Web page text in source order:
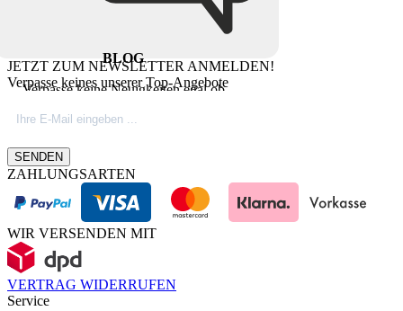
BLOG
Verpasse keine Neuigkeiten egal ob
Firmeninfos. Besuche unseren Blog.
JETZT ZUM NEWSLETTER ANMELDEN!
Verpasse keines unserer Top-Angebote
SENDEN
ZAHLUNGSARTEN
WIR VERSENDEN MIT
VERTRAG WIDERRUFEN
Service